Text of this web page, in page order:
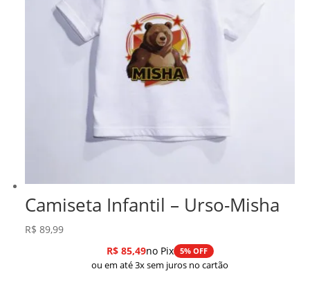
Camiseta Infantil – Urso-Misha
R$ 89,99
R$85,49no Pix 5% OFF
ou em até 3x sem juros no cartão